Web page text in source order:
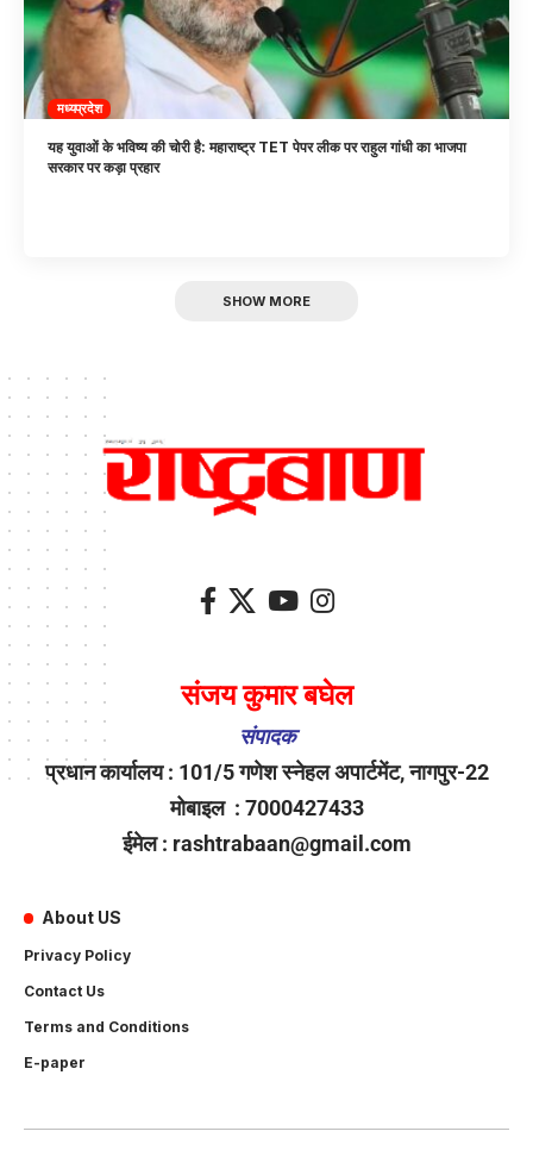
मध्यप्रदेश
यह युवाओं के भविष्य की चोरी है: महाराष्ट्र TET पेपर लीक पर राहुल गांधी का भाजपा
सरकार पर कड़ा प्रहार
SHOW MORE
संजय कुमार बघेल
संपादक
प्रधान कार्यालय : 101/5 गणेश स्नेहल अपार्टमेंट, नागपुर-22
मोबाइल : 7000427433
ईमेल : rashtrabaan@gmail.com
About US
Privacy Policy
Contact Us
Terms and Conditions
E-paper